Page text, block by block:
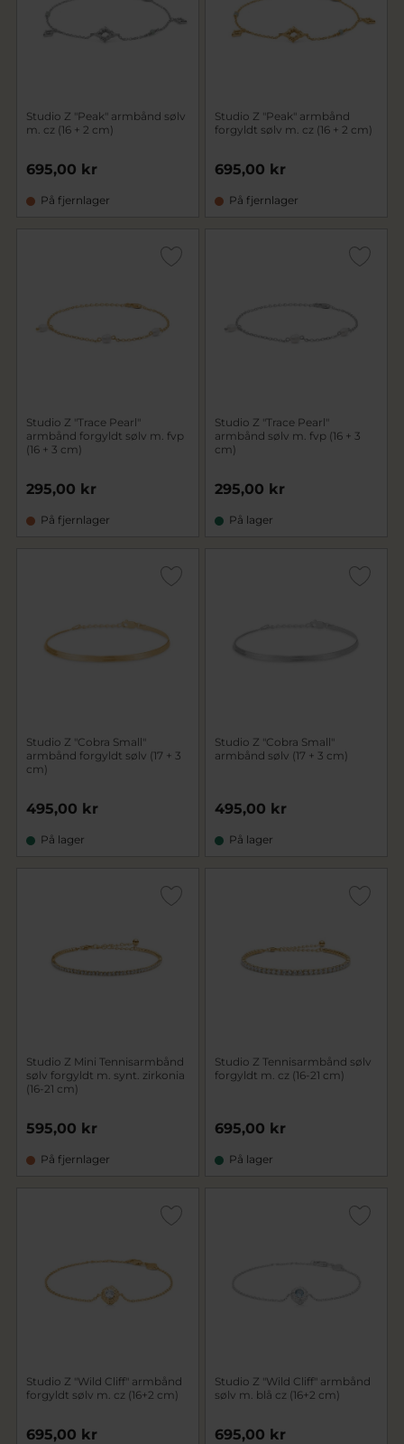
Studio Z "Peak" armbånd sølv
m. cz (16 + 2 cm)
695,00 kr
På fjernlager
Studio Z "Peak" armbånd
forgyldt sølv m. cz (16 + 2 cm)
695,00 kr
På fjernlager
Studio Z "Trace Pearl"
armbånd forgyldt sølv m. fvp
(16 + 3 cm)
295,00 kr
På fjernlager
Studio Z "Trace Pearl"
armbånd sølv m. fvp (16 + 3
cm)
295,00 kr
På lager
Studio Z "Cobra Small"
armbånd forgyldt sølv (17 + 3
cm)
495,00 kr
På lager
Studio Z "Cobra Small"
armbånd sølv (17 + 3 cm)
495,00 kr
På lager
Studio Z Mini Tennisarmbånd
sølv forgyldt m. synt. zirkonia
(16-21 cm)
595,00 kr
På fjernlager
Studio Z Tennisarmbånd sølv
forgyldt m. cz (16-21 cm)
695,00 kr
På lager
Studio Z "Wild Cliff" armbånd
forgyldt sølv m. cz (16+2 cm)
695,00 kr
Studio Z "Wild Cliff" armbånd
sølv m. blå cz (16+2 cm)
695,00 kr